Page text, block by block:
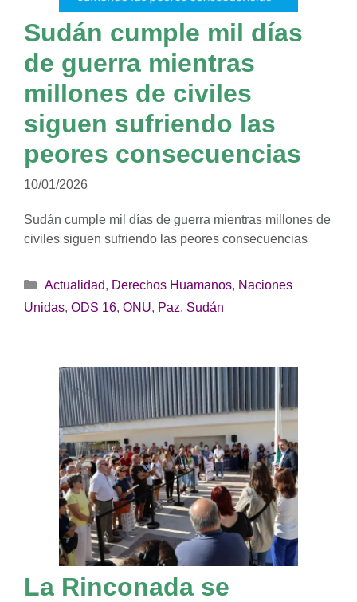
Sudán cumple mil días
de guerra mientras
millones de civiles
siguen sufriendo las
peores consecuencias
10/01/2026
Sudán cumple mil días de guerra mientras millones de
civiles siguen sufriendo las peores consecuencias
Categorías
Actualidad, Derechos Huamanos, Naciones
Unidas, ODS 16, ONU, Paz, Sudán
La Rinconada se